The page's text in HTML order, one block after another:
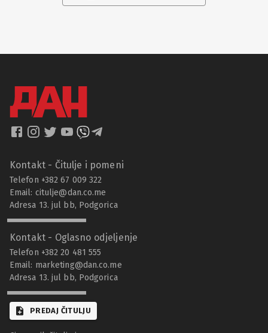
Kontakt - Čitulje i pomeni
Telefon +382 67 009 322
Email: citulje@dan.co.me
Adresa 13. jul bb, Podgorica
Kontakt - Oglasno odjeljenje
Telefon +382 20 481 555
Email: marketing@dan.co.me
Adresa 13. jul bb, Podgorica
PREDAJ ČITULJU